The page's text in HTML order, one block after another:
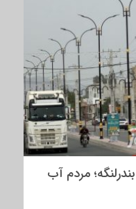
مردم آب